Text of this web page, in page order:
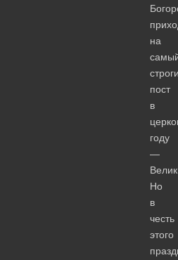
на
пост
в
году
—
Но
в
честь
этого